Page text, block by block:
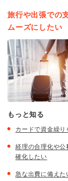
旅行や出張での
ムーズにしたい
もっと知る
カードで資金繰り
経理の合理化や公
確化したい
急な出費に備えた